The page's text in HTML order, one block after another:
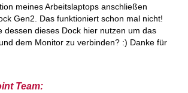
meines Arbeitslaptops anschließen
Gen2. Das funktioniert schon mal nicht!
dessen dieses Dock hier nutzen um das
dem Monitor zu verbinden? :) Danke für
Team: